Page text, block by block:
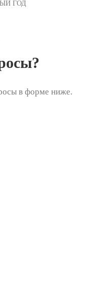
ГОД
в форме ниже.